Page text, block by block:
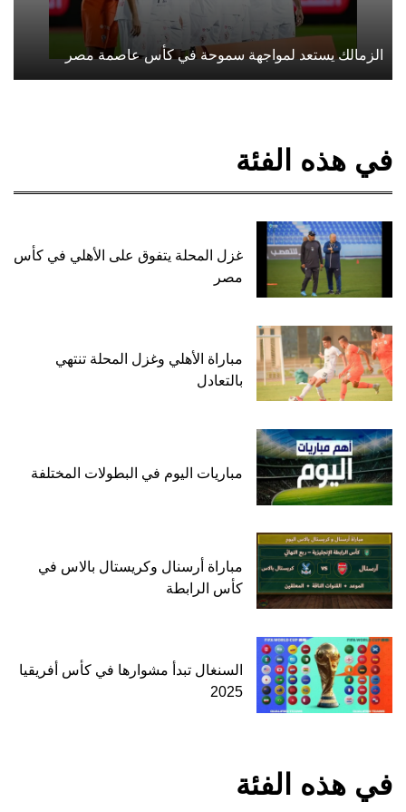
الزمالك يستعد لمواجهة سموحة في كأس عاصمة مصر
في هذه الفئة
غزل المحلة يتفوق على الأهلي في كأس
مصر
مباراة الأهلي وغزل المحلة تنتهي
بالتعادل
مباريات اليوم في البطولات المختلفة
مباراة أرسنال وكريستال بالاس في
كأس الرابطة
السنغال تبدأ مشوارها في كأس أفريقيا
2025
في هذه الفئة